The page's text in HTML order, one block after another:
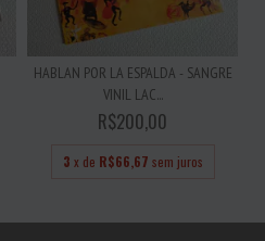
HABLAN POR LA ESPALDA - SANGRE
VINIL LAC...
R$200,00
3 x de R$66,67 sem juros